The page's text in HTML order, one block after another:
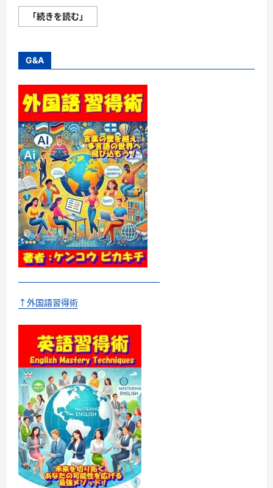
「続きを読む」
ギ
人
心
を
操
る
「も
の
の
言
い
方」
に
つ
い
て
さ
ら
に
読
む
G&A
↑外国語習得術